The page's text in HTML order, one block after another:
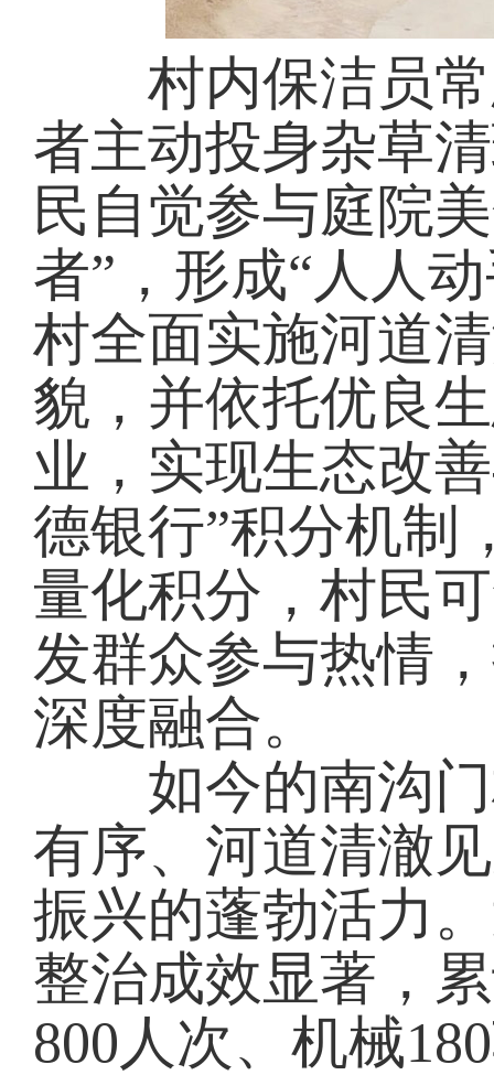
村内保洁员常
者主动投身杂草
民自觉参与庭院
者”，形成“人人
村全面实施河道
貌，并依托优良
业，实现生态改
德银行”积分机制
量化积分，村民
发群众参与热情
深度融合。
如今的南沟门
有序、河道清澈
振兴的蓬勃活力
整治成效显著，
800人次、机械